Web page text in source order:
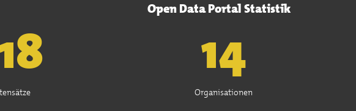
Open Data Portal Statistik
15
Organisationen